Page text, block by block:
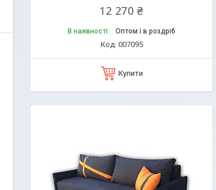
12 270 ₴
В наявності Оптом і в роздріб
007095
Купити